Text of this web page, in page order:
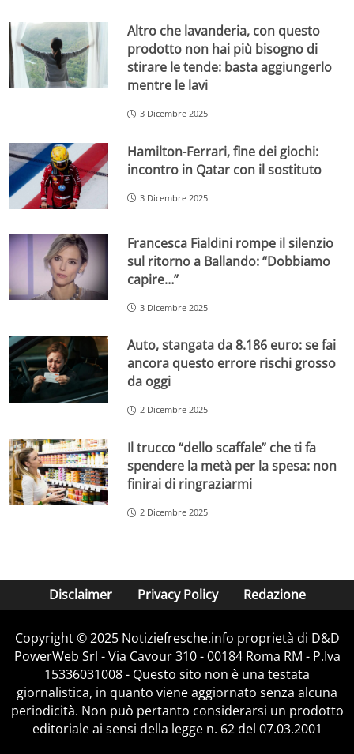
Altro che lavanderia, con questo
prodotto non hai più bisogno di
stirare le tende: basta aggiungerlo
mentre le lavi
3 Dicembre 2025
Hamilton-Ferrari, fine dei giochi:
incontro in Qatar con il sostituto
3 Dicembre 2025
Francesca Fialdini rompe il silenzio
sul ritorno a Ballando: “Dobbiamo
capire…”
3 Dicembre 2025
Auto, stangata da 8.186 euro: se fai
ancora questo errore rischi grosso
da oggi
2 Dicembre 2025
Il trucco “dello scaffale” che ti fa
spendere la metà per la spesa: non
finirai di ringraziarmi
2 Dicembre 2025
Disclaimer Privacy Policy Redazione
Copyright © 2025 Notiziefresche.info proprietà di D&D
PowerWeb Srl - Via Cavour 310 - 00184 Roma RM - P.Iva
15336031008 - Questo sito non è una testata
giornalistica, in quanto viene aggiornato senza alcuna
periodicità. Non può pertanto considerarsi un prodotto
editoriale ai sensi della legge n. 62 del 07.03.2001